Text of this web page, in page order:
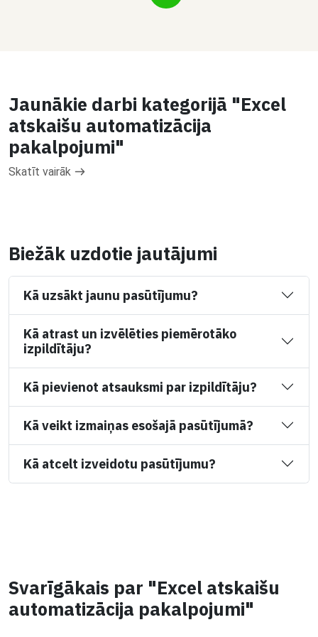
Jaunākie darbi kategorijā "Excel
atskaišu automatizācija
pakalpojumi"
Skatīt vairāk
Biežāk uzdotie jautājumi
Kā uzsākt jaunu pasūtījumu?
Kā atrast un izvēlēties piemērotāko
izpildītāju?
Kā pievienot atsauksmi par izpildītāju?
Kā veikt izmaiņas esošajā pasūtījumā?
Kā atcelt izveidotu pasūtījumu?
Svarīgākais par "Excel atskaišu
automatizācija pakalpojumi"